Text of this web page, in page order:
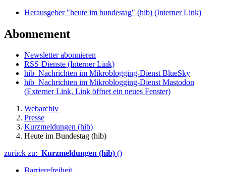
Herausgeber "heute im bundestag" (hib) (Interner Link)
Abonnement
Newsletter abonnieren
RSS-Dienste (Interner Link)
hib_Nachrichten im Mikroblogging-Dienst BlueSky
hib_Nachrichten im Mikroblogging-Dienst Mastodon
(Externer Link, Link öffnet ein neues Fenster)
Webarchiv
Presse
Kurzmeldungen (hib)
Heute im Bundestag (hib)
zurück zu: Kurzmeldungen (hib) ()